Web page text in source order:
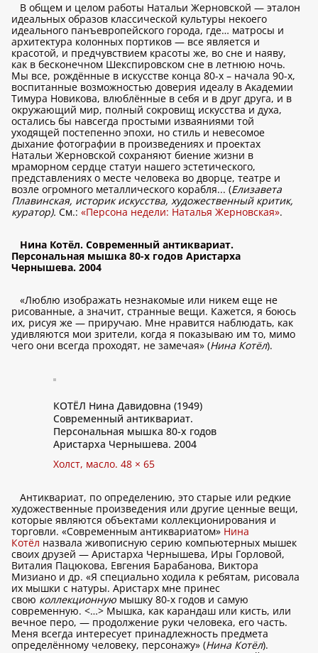
В общем и целом работы Натальи Жерновской — эталон
идеальных образов классической культуры некоего
идеального панъевропейского города, где… матросы и
архитектура колонных портиков — все является и
красотой, и предчувствием красоты же, во сне и наяву,
как в бесконечном Шекспировском сне в летнюю ночь.
Мы все, рождённые в искусстве конца 80-х – начала 90-х,
воспитанные возможностью доверия идеалу в Академии
Тимура Новикова, влюблённые в себя и в друг друга, и в
окружающий мир, полный сокровищ искусства и духа,
остались бы навсегда простыми изваяниями той
уходящей постепенно эпохи, но стиль и невесомое
дыхание фотографии в произведениях и проектах
Натальи Жерновской сохраняют биение жизни в
мраморном сердце статуи нашего эстетического,
представлениях о месте человека во дворце, театре и
возле огромного металлического корабля... (Елизавета
Плавинская, историк искусства, художественный критик,
куратор). См.: «Персона недели: Наталья Жерновская».
Нина Котёл. Современный антиквариат.
Персональная мышка 80-х годов Аристарха
Чернышева. 2004
«Люблю изображать незнакомые или никем еще не
рисованные, а значит, странные вещи. Кажется, я боюсь
их, рисуя же — приручаю. Мне нравится наблюдать, как
удивляются мои зрители, когда я показываю им то, мимо
чего они всегда проходят, не замечая» (Нина Котёл).
КОТЁЛ Нина Давидовна (1949)
Современный антиквариат.
Персональная мышка 80-х годов
Аристарха Чернышева. 2004
Холст, масло. 48 × 65
Антиквариат, по определению, это старые или редкие
художественные произведения или другие ценные вещи,
которые являются объектами коллекционирования и
торговли. «Современным антиквариатом» Нина
Котёл назвала живописную серию компьютерных мышек
своих друзей — Аристарха Чернышева, Иры Горловой,
Виталия Пацюкова, Евгения Барабанова, Виктора
Мизиано и др. «Я специально ходила к ребятам, рисовала
их мышки с натуры. Аристарх мне принес
свою коллекционную мышку 80-х годов и самую
современную. <…> Мышка, как карандаш или кисть, или
вечное перо, — продолжение руки человека, его часть.
Меня всегда интересует принадлежность предмета
определённому человеку, персонажу» (Нина Котёл).